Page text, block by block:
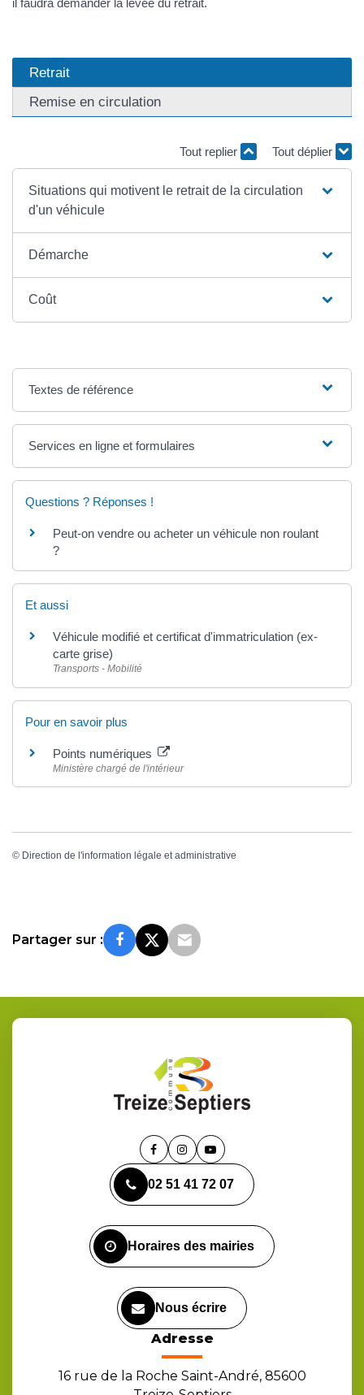
il faudra demander la levée du retrait.
Retrait
Remise en circulation
Tout replier Tout déplier
Situations qui motivent le retrait de la circulation
d'un véhicule
Démarche
Coût
Textes de référence
Services en ligne et formulaires
Questions ? Réponses !
Peut-on vendre ou acheter un véhicule non roulant
?
Et aussi
Véhicule modifié et certificat d'immatriculation (ex-
carte grise)
Transports - Mobilité
Pour en savoir plus
Points numériques
Ministère chargé de l'intérieur
© Direction de l'information légale et administrative
Partager sur :
Lien
le
compte
Lien
le
compte
Lien
la
chaîne
02 51 41 72 07
Horaires des mairies
Nous écrire
Adresse
16 rue de la Roche Saint-André, 85600